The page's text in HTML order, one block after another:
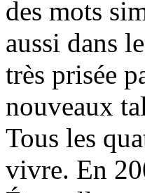
des mots
aussi dans
très prisée
nouveaux
Tous les
vivre. En